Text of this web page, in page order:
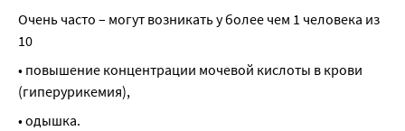
Очень часто – могут возникать у более чем 1 человека из
10
• повышение концентрации мочевой кислоты в крови
(гиперурикемия),
• одышка.